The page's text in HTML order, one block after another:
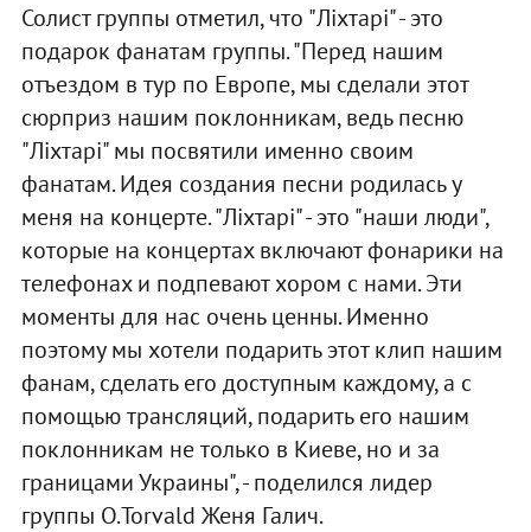
Солист группы отметил, что "Ліхтарі" - это
подарок фанатам группы. "Перед нашим
отъездом в тур по Европе, мы сделали этот
сюрприз нашим поклонникам, ведь песню
"Ліхтарі" мы посвятили именно своим
фанатам. Идея создания песни родилась у
меня на концерте. "Ліхтарі" - это "наши люди",
которые на концертах включают фонарики на
телефонах и подпевают хором с нами. Эти
моменты для нас очень ценны. Именно
поэтому мы хотели подарить этот клип нашим
фанам, сделать его доступным каждому, а с
помощью трансляций, подарить его нашим
поклонникам не только в Киеве, но и за
границами Украины", - поделился лидер
группы О.Torvald Женя Галич.